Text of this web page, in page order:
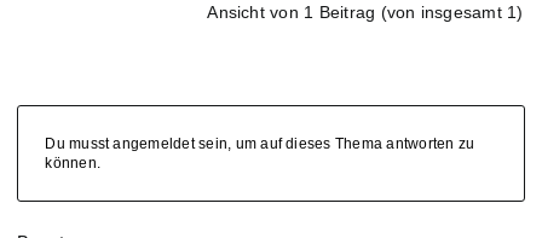
Ansicht von 1 Beitrag (von insgesamt 1)
Du musst angemeldet sein, um auf dieses Thema antworten zu
können.